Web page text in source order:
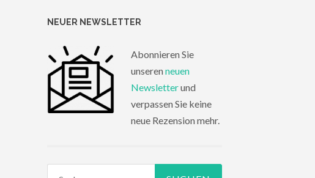
NEUER NEWSLETTER
Abonnieren Sie
unserenneuen
Newsletterund
verpassen Sie keine
neue Rezension mehr.